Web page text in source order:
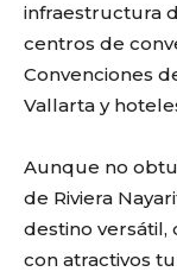
infraestructura
centros de
Convenciones
Vallarta y
Aunque no
de Riviera
destino versátil,
con atractivos